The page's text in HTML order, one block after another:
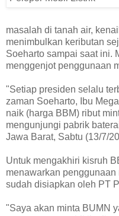
masalah di tanah air,
menimbulkan keributan
Soeharto sampai saat ini.
menggenjot penggunaan
"Setiap presiden selalu
zaman Soeharto, Ibu
naik (harga BBM) ribut
mengunjungi pabrik
Jawa Barat, Sabtu (13/7/
Untuk mengakhiri kisruh
menawarkan
sudah disiapkan oleh PT
"Saya akan minta BUMN